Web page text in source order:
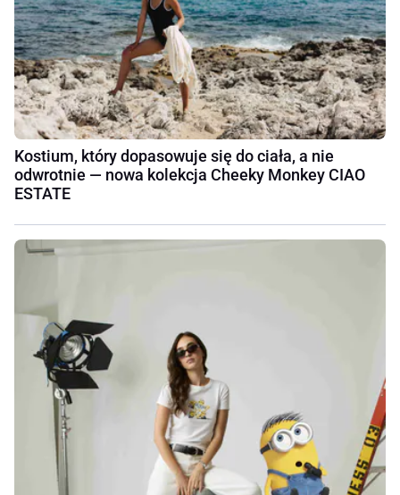
Kostium, który dopasowuje się do ciała, a nie
odwrotnie — nowa kolekcja Cheeky Monkey CIAO
ESTATE